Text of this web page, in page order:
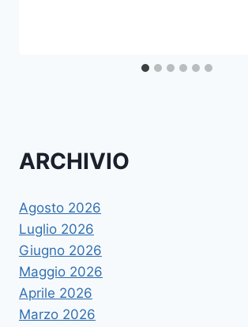
ARCHIVIO
Agosto 2026
Luglio 2026
Giugno 2026
Maggio 2026
Aprile 2026
Marzo 2026